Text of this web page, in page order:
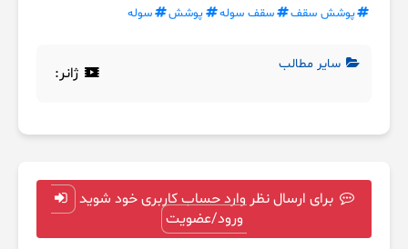
پوشش سقف سقف سوله پوشش سوله
سایر مطالب ژانر:
برای ارسال نظر وارد حساب کاربری خود شوید
ورود/عضویت